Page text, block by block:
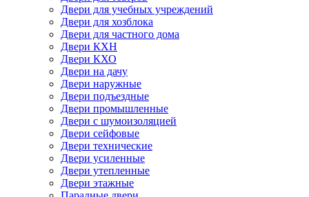
Двери для учебных учреждений
Двери для хозблока
Двери для частного дома
Двери КХН
Двери КХО
Двери на дачу
Двери наружные
Двери подъездные
Двери промышленные
Двери с шумоизоляцией
Двери сейфовые
Двери технические
Двери усиленные
Двери утепленные
Двери этажные